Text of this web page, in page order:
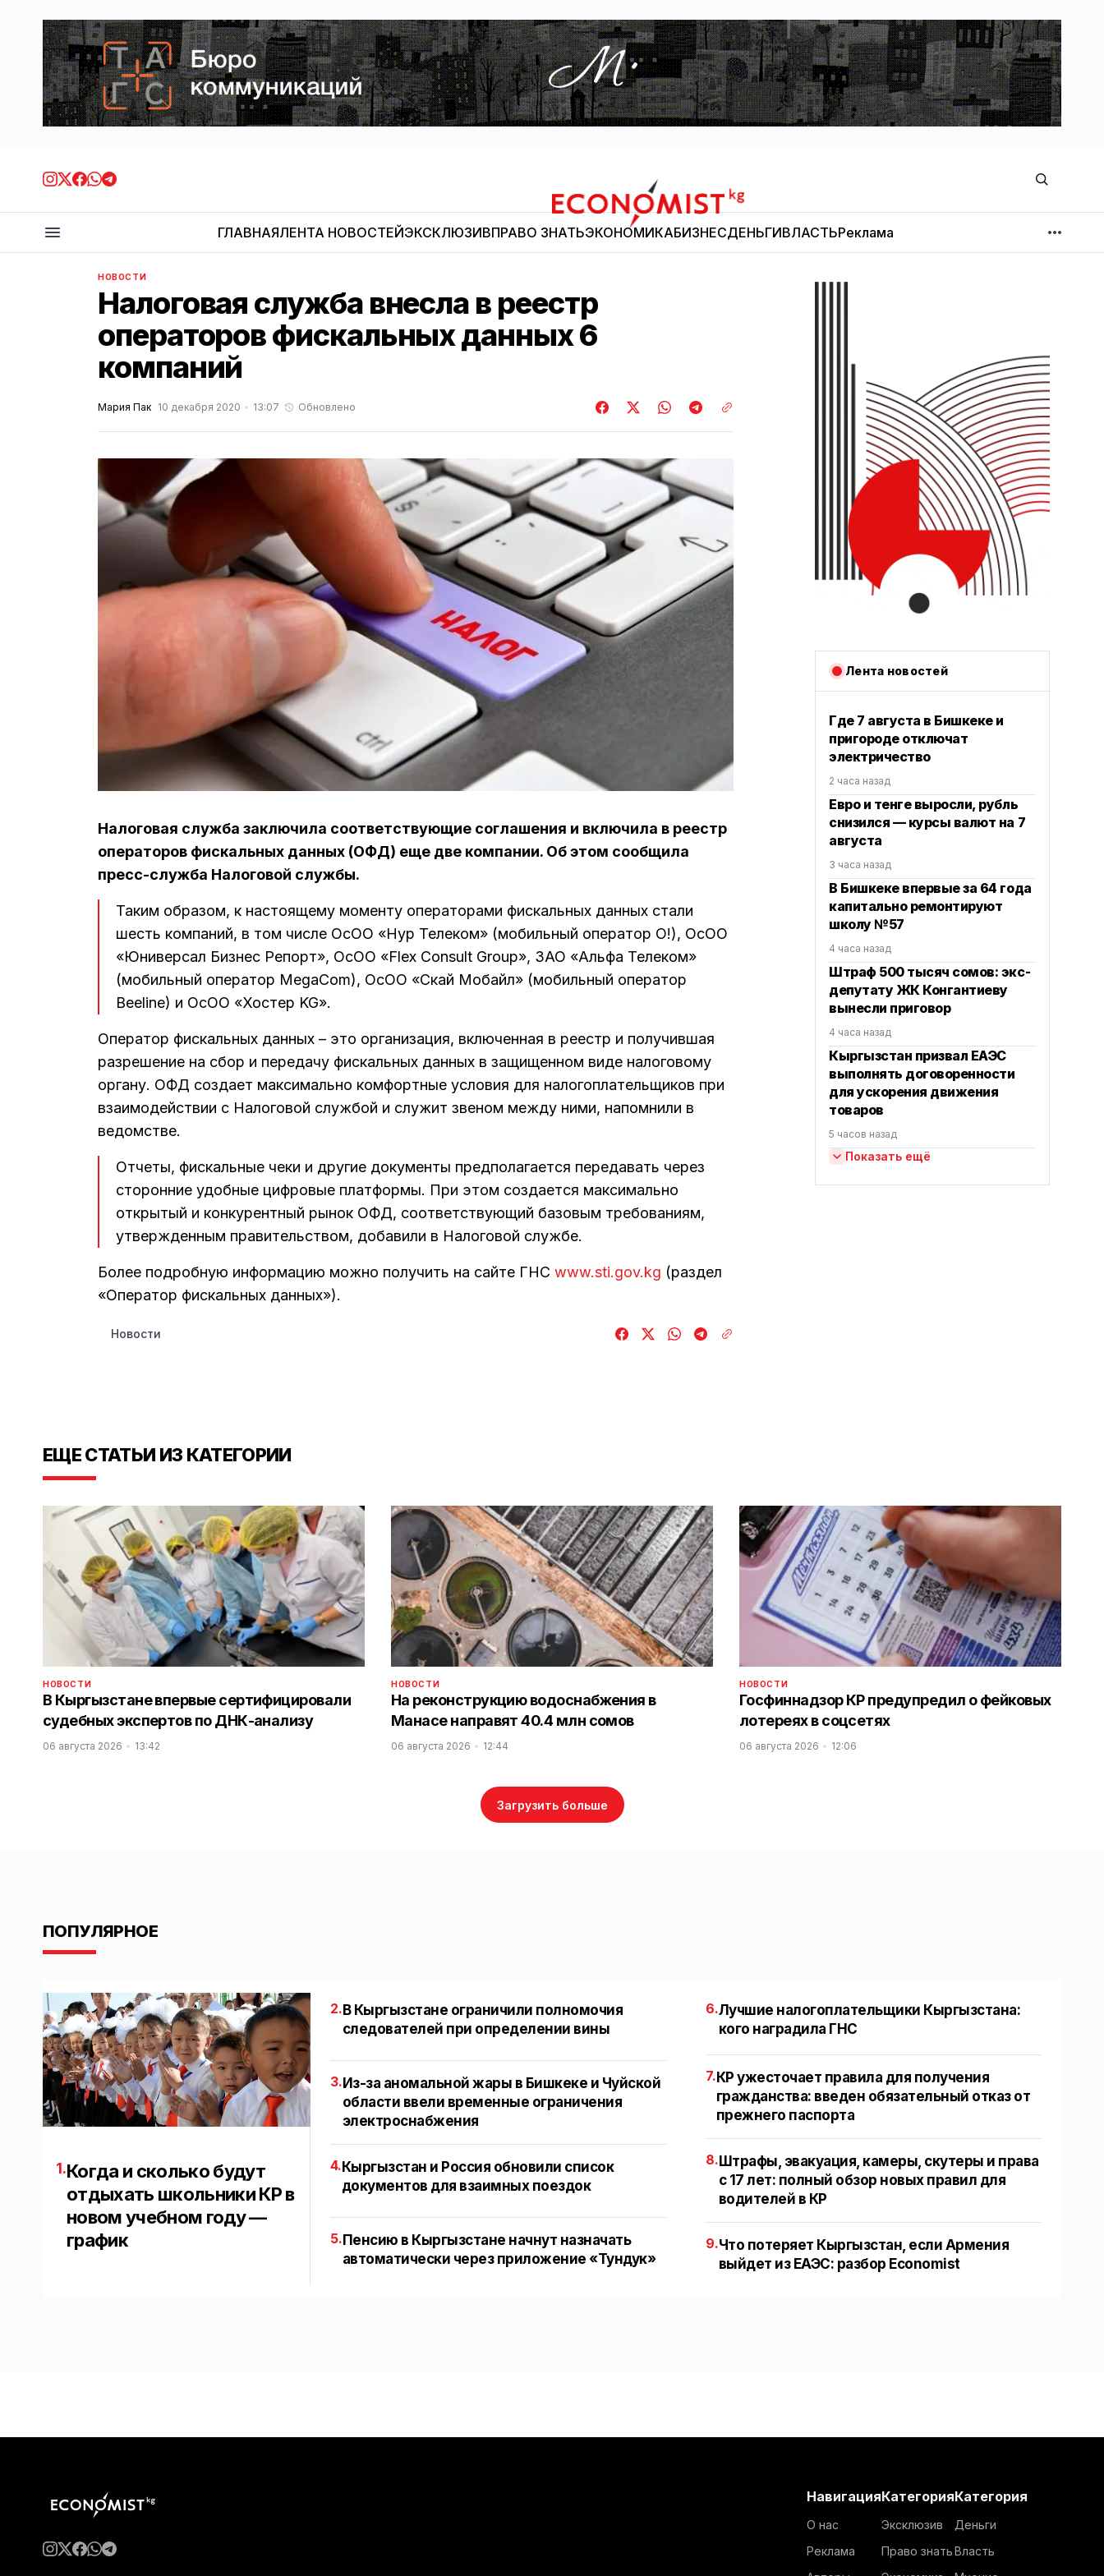
Economist.kg
ГЛАВНАЯЛЕНТА НОВОСТЕЙЭКСКЛЮЗИВПРАВО ЗНАТЬЭКОНОМИКАБИЗНЕСДЕНЬГИВЛАСТЬРеклама
МНЕНИЕ
НОВОСТИ
Налоговая служба внесла в реестр
операторов фискальных данных 6
компаний
Мария Пак 10 декабря 2020 13:07 Обновлено
Налоговая служба заключила соответствующие соглашения и включила в реестр
операторов фискальных данных (ОФД) еще две компании. Об этом сообщила
пресс-служба Налоговой службы.
Таким образом, к настоящему моменту операторами фискальных данных стали
шесть компаний, в том числе ОсОО «Нур Телеком» (мобильный оператор О!), ОсОО
«Юниверсал Бизнес Репорт», ОсОО «Flex Consult Group», ЗАО «Альфа Телеком»
(мобильный оператор MegaCom), ОсОО «Скай Мобайл» (мобильный оператор
Beeline) и ОсОО «Хостер KG».
Оператор фискальных данных – это организация, включенная в реестр и получившая
разрешение на сбор и передачу фискальных данных в защищенном виде налоговому
органу. ОФД создает максимально комфортные условия для налогоплательщиков при
взаимодействии с Налоговой службой и служит звеном между ними, напомнили в
ведомстве.
Отчеты, фискальные чеки и другие документы предполагается передавать через
сторонние удобные цифровые платформы. При этом создается максимально
открытый и конкурентный рынок ОФД, соответствующий базовым требованиям,
утвержденным правительством, добавили в Налоговой службе.
Более подробную информацию можно получить на сайте ГНС www.sti.gov.kg (раздел
«Оператор фискальных данных»).
Новости
Лента новостей
Где 7 августа в Бишкеке и
пригороде отключат
электричество
2 часа назад
Евро и тенге выросли, рубль
снизился — курсы валют на 7
августа
3 часа назад
В Бишкеке впервые за 64 года
капитально ремонтируют
школу №57
4 часа назад
Штраф 500 тысяч сомов: экс-
депутату ЖК Конгантиеву
вынесли приговор
4 часа назад
Кыргызстан призвал ЕАЭС
выполнять договоренности
для ускорения движения
товаров
5 часов назад
Показать ещё
ЕЩЕ СТАТЬИ ИЗ КАТЕГОРИИ
НОВОСТИ
В Кыргызстане впервые сертифицировали
судебных экспертов по ДНК-анализу
06 августа 2026 13:42
НОВОСТИ
На реконструкцию водоснабжения в
Манасе направят 40.4 млн сомов
06 августа 2026 12:44
НОВОСТИ
Госфиннадзор КР предупредил о фейковых
лотереях в соцсетях
06 августа 2026 12:06
Загрузить больше
ПОПУЛЯРНОЕ
1.Когда и сколько будут
отдыхать школьники КР в
новом учебном году —
график
2. В Кыргызстане ограничили полномочия
следователей при определении вины
3. Из-за аномальной жары в Бишкеке и Чуйской
области ввели временные ограничения
электроснабжения
4. Кыргызстан и Россия обновили список
документов для взаимных поездок
5.Пенсию в Кыргызстане начнут назначать
автоматически через приложение «Тундук»
6.Лучшие налогоплательщики Кыргызстана:
кого наградила ГНС
7. КР ужесточает правила для получения
гражданства: введен обязательный отказ от
прежнего паспорта
8. Штрафы, эвакуация, камеры, скутеры и права
с 17 лет: полный обзор новых правил для
водителей в КР
9.Что потеряет Кыргызстан, если Армения
выйдет из ЕАЭС: разбор Economist
Навигация
О нас
Реклама
Категория
Эксклюзив
Право знать
Категория
Деньги
Власть